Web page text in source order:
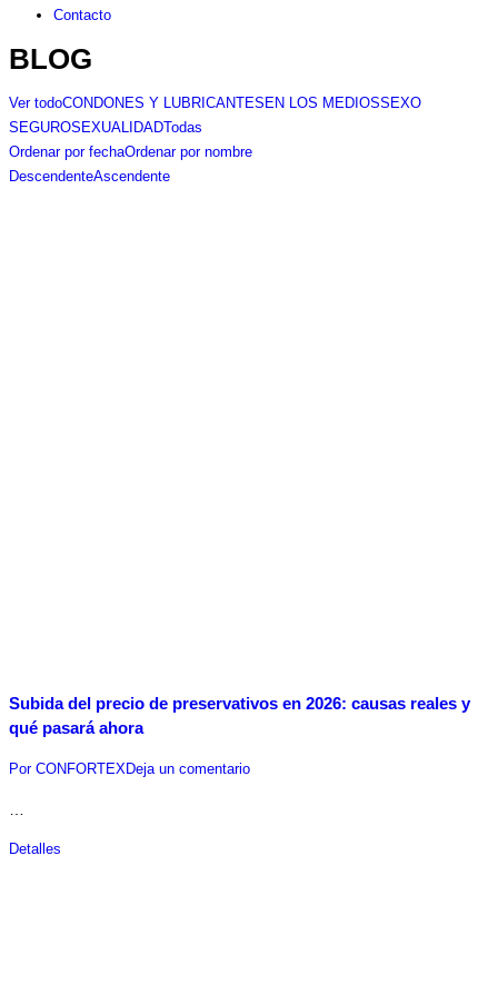
Contacto
BLOG
Ver todoCONDONES Y LUBRICANTES EN LOS MEDIOSSEXO
SEGUROSEXUALIDADTodas
Ordenar por fechaOrdenar por nombre
DescendenteAscendente
Subida del precio de preservativos en 2026: causas reales y
qué pasará ahora
Por CONFORTEXDeja un comentario
Detalles